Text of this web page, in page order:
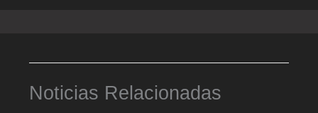
Noticias Relacionadas